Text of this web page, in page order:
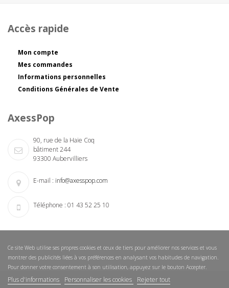
Accès rapide
Mon compte
Mes commandes
Informations personnelles
Conditions Générales de Vente
AxessPop
90, rue de la Haie Coq
bâtiment 244
93300 Aubervilliers
E-mail : info@axesspop.com
Téléphone : 01 43 52 25 10
Ce site Web utilise ses propres cookies et ceux de tiers pour améliorer nos services et vous
montrer des publicités liées à vos préférences en analysant vos habitudes de navigation.
Pour donner votre consentement à son utilisation, appuyez sur le bouton Accepter.
Plus d'informations Personnaliser les cookies Rejeter tout